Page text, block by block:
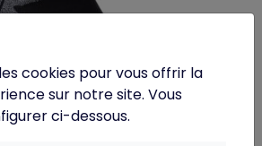
- Chaussettes de sport trekking
cookies pour vous offrir la
sur notre site. Vous
ci-dessous.